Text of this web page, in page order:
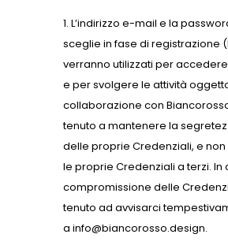
L’indirizzo e-mail e la
sceglie in fase di registrazione
verranno utilizzati per
e per svolgere le attività
collaborazione con
tenuto a mantenere la
delle proprie Credenziali, e
le proprie Credenziali a terzi. In
compromissione delle
tenuto ad avvisarci
a info@biancorosso.design.